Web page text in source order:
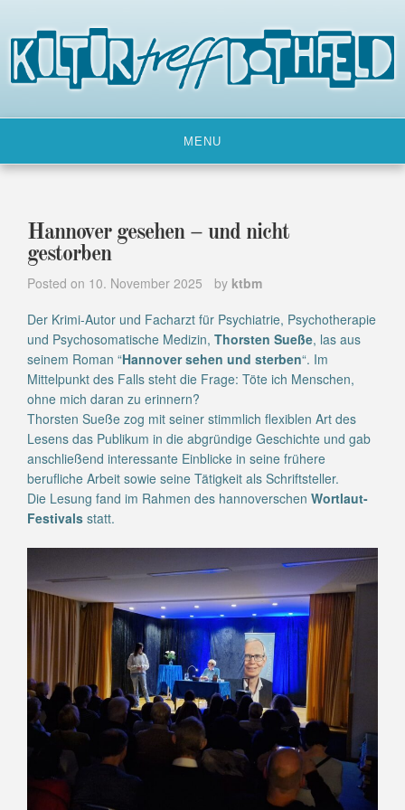
content
MENU
Hannover gesehen – und nicht
gestorben
Posted on 10. November 2025 by ktbm
Der Krimi-Autor und Facharzt für Psychiatrie, Psychotherapie
und Psychosomatische Medizin, Thorsten Sueße, las aus
seinem Roman “Hannover sehen und sterben“. Im
Mittelpunkt des Falls steht die Frage: Töte ich Menschen,
ohne mich daran zu erinnern?
Thorsten Sueße zog mit seiner stimmlich flexiblen Art des
Lesens das Publikum in die abgründige Geschichte und gab
anschließend interessante Einblicke in seine frühere
berufliche Arbeit sowie seine Tätigkeit als Schriftsteller.
Die Lesung fand im Rahmen des hannoverschen Wortlaut-
Festivals statt.